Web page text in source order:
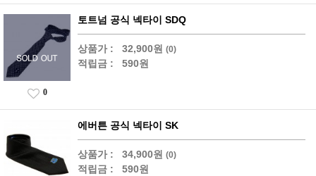
토트넘 공식 넥타이 SDQ
상품가 : 32,900원 (0)
적립금 : 590원
0
에버튼 공식 넥타이 SK
상품가 : 34,900원 (0)
적립금 : 590원